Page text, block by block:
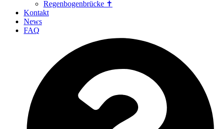
Regenbogenbrücke ✝
Kontakt
News
FAQ